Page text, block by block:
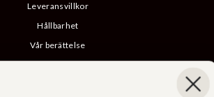
Leveransvillkor
Hållbarhet
Vår berättelse
Katalog